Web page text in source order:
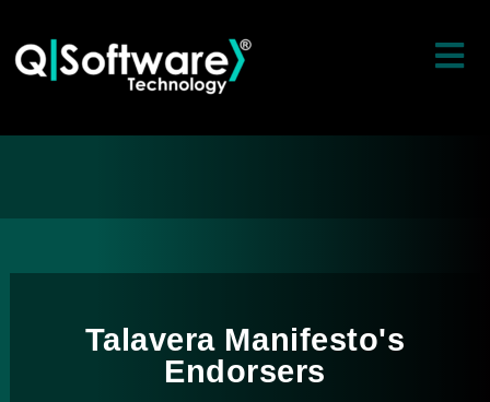
Talavera Manifesto's
Endorsers